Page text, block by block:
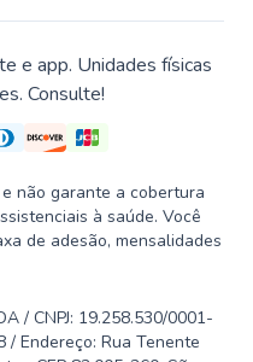
e app. Unidades físicas
Consulte!
não garante a cobertura
à saúde. Você
de adesão, mensalidades
/ CNPJ: 19.258.530/0001-
/ Endereço: Rua Tenente